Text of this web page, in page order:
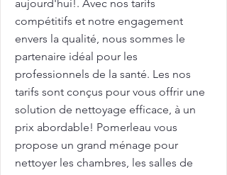
aujourd'hui!. Avec nos tarifs
compétitifs et notre engagement
envers la qualité, nous sommes le
partenaire idéal pour les
professionnels de la santé. Les nos
tarifs sont conçus pour vous offrir une
solution de nettoyage efficace, à un
prix abordable! Pomerleau vous
propose un grand ménage pour
nettoyer les chambres, les salles de